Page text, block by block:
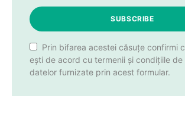
SUBSCRIBE
Prin bifarea acestei căsuțe confirmi
ești de acord cu termenii și condițiile de
datelor furnizate prin acest formular.